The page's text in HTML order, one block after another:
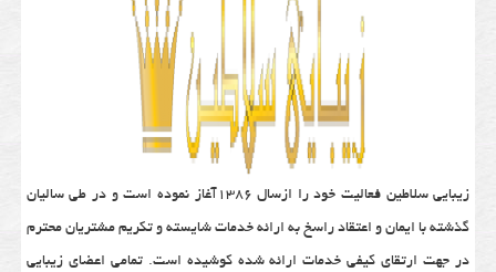
زیبایی سلاطین فعالیت خود را ازسال 1386آغاز نموده است و در طی سالیان
گذشته با ایمان و اعتقاد راسخ به ارائه خدمات شایسته و تکریم مشتریان محترم
در جهت ارتقای کیفی خدمات ارائه شده کوشیده است. تمامی اعضای زیبایی